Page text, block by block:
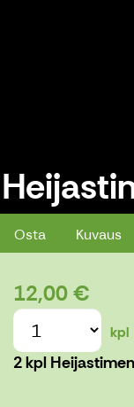
Heijastimen
Osta Kuvaus
12,00 €
kpl
2 kpl